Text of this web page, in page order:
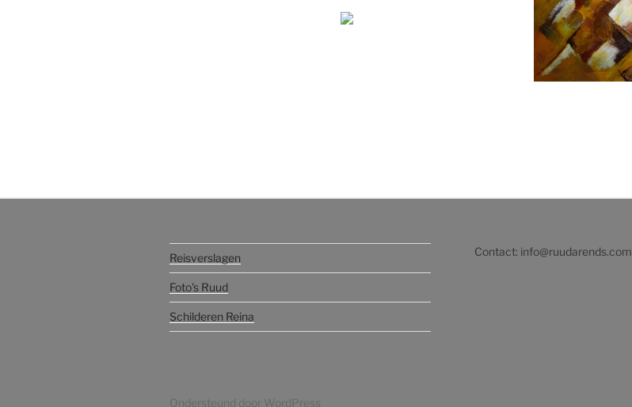
Reisverslagen
Foto's Ruud
Schilderen Reina
Contact: info@ruudarends.com
Ondersteund door WordPress